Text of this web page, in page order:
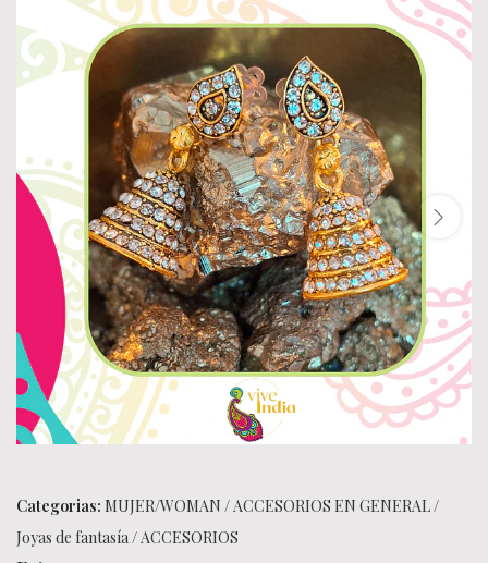
Categorias: MUJER/WOMAN /ACCESORIOS EN GENERAL/
Joyas de fantasía/ACCESORIOS